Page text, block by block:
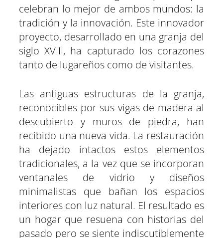
celebran lo mejor de ambos mundos: la
tradición y la innovación. Este innovador
proyecto, desarrollado en una granja del
siglo XVIII, ha capturado los corazones
tanto de lugareños como de visitantes.
Las antiguas estructuras de la granja,
reconocibles por sus vigas de madera al
descubierto y muros de piedra, han
recibido una nueva vida. La restauración
ha dejado intactos estos elementos
tradicionales, a la vez que se incorporan
ventanales de vidrio y diseños
minimalistas que bañan los espacios
interiores con luz natural. El resultado es
un hogar que resuena con historias del
pasado pero se siente indiscutiblemente